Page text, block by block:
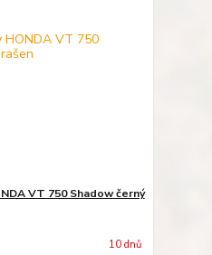
VT 750 Shadow černý
10 dnů